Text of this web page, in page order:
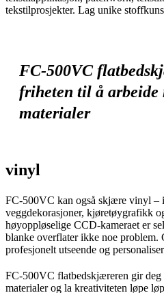
tekstilprosjekter. Lag unike
FC-500VC
friheten til å arbeide
materialer
vinyl
FC-500VC kan også skjære vinyl –
veggdekorasjoner, kjøretøygrafikk
høyoppløselige CCD-kameraet er
blanke overflater ikke noe problem.
profesjonelt utseende og
FC-500VC flatbedskjæreren gir
materialer og la kreativiteten løpe